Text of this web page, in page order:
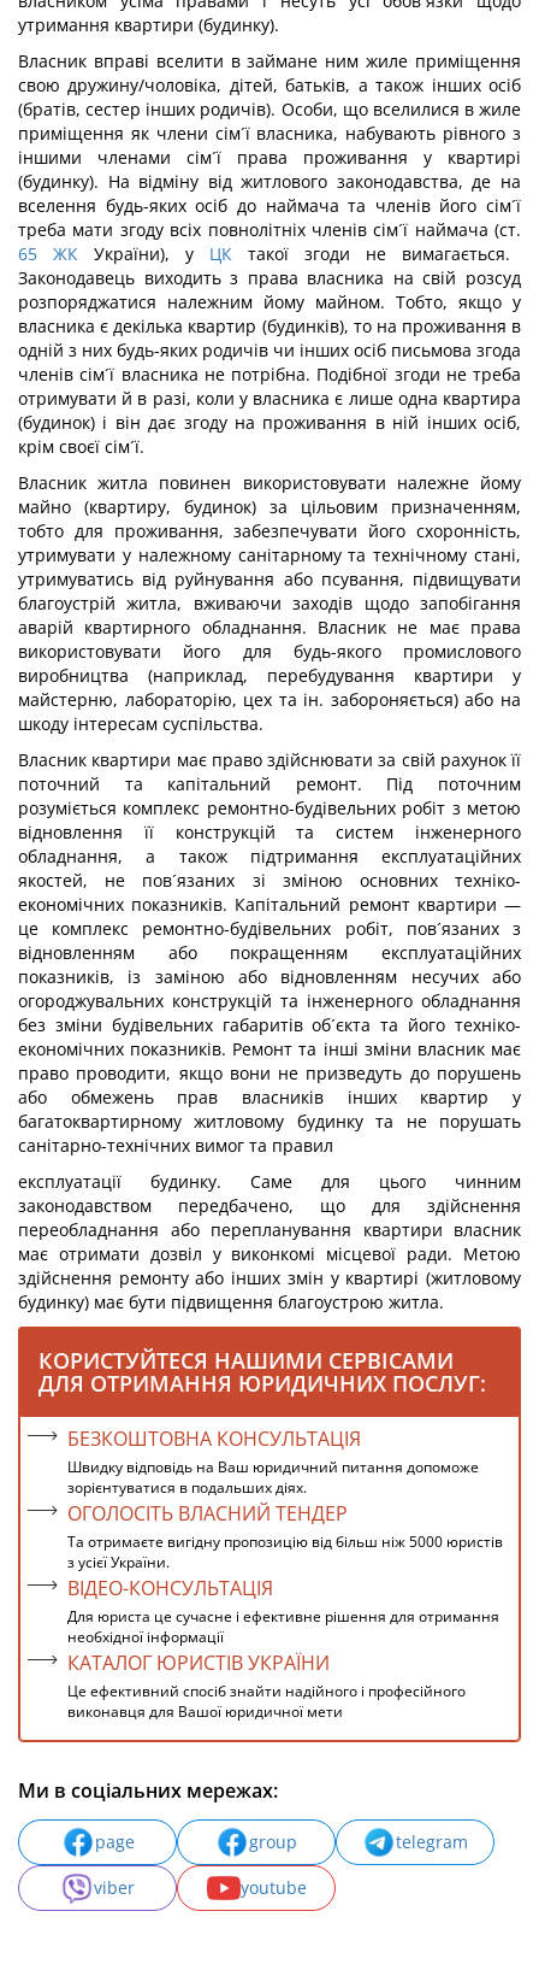
утримання квартири (будинку).
Власник вправі вселити в займане ним жиле приміщення
свою дружину/чоловіка, дітей, батьків, а також інших осіб
(братів, сестер інших родичів). Особи, що вселилися в жиле
приміщення як члени сім´ї власника, набувають рівного з
іншими членами сім´ї права проживання у квартирі
(будинку). На відміну від житлового законодавства, де на
вселення будь-яких осіб до наймача та членів його сім´ї
треба мати згоду всіх повнолітніх членів сім´ї наймача (ст.
65 ЖК України), у ЦК такої згоди не вимагається.
Законодавець виходить з права власника на свій розсуд
розпоряджатися належним йому майном. Тобто, якщо у
власника є декілька квартир (будинків), то на проживання в
одній з них будь-яких родичів чи інших осіб письмова згода
членів сім´ї власника не потрібна. Подібної згоди не треба
отримувати й в разі, коли у власника є лише одна квартира
(будинок) і він дає згоду на проживання в ній інших осіб,
крім своєї сім´ї.
Власник житла повинен використовувати належне йому
майно (квартиру, будинок) за цільовим призначенням,
тобто для проживання, забезпечувати його схоронність,
утримувати у належному санітарному та технічному стані,
утримуватись від руйнування або псування, підвищувати
благоустрій житла, вживаючи заходів щодо запобігання
аварій квартирного обладнання. Власник не має права
використовувати його для будь-якого промислового
виробництва (наприклад, перебудування квартири у
майстерню, лабораторію, цех та ін. забороняється) або на
шкоду інтересам суспільства.
Власник квартири має право здійснювати за свій рахунок її
поточний та капітальний ремонт. Під поточним
розуміється комплекс ремонтно-будівельних робіт з метою
відновлення її конструкцій та систем інженерного
обладнання, а також підтримання експлуатаційних
якостей, не пов´язаних зі зміною основних техніко-
економічних показників. Капітальний ремонт квартири —
це комплекс ремонтно-будівельних робіт, пов´язаних з
відновленням або покращенням експлуатаційних
показників, із заміною або відновленням несучих або
огороджувальних конструкцій та інженерного обладнання
без зміни будівельних габаритів об´єкта та його техніко-
економічних показників. Ремонт та інші зміни власник має
право проводити, якщо вони не призведуть до порушень
або обмежень прав власників інших квартир у
багатоквартирному житловому будинку та не порушать
санітарно-технічних вимог та правил
експлуатації будинку. Саме для цього чинним
законодавством передбачено, що для здійснення
переобладнання або перепланування квартири власник
має отримати дозвіл у виконкомі місцевої ради. Метою
здійснення ремонту або інших змін у квартирі (житловому
будинку) має бути підвищення благоустрою житла.
КОРИСТУЙТЕСЯ НАШИМИ СЕРВІСАМИ
ДЛЯ ОТРИМАННЯ ЮРИДИЧНИХ ПОСЛУГ:
БЕЗКОШТОВНА КОНСУЛЬТАЦІЯ
Швидку відповідь на Ваш юридичний питання допоможе
зорієнтуватися в подальших діях.
ОГОЛОСІТЬ ВЛАСНИЙ ТЕНДЕР
Та отримаєте вигідну пропозицію від більш ніж 5000 юристів
з усієї України.
ВІДЕО-КОНСУЛЬТАЦІЯ
Для юриста це сучасне і ефективне рішення для отримання
необхідної інформації
КАТАЛОГ ЮРИСТІВ УКРАЇНИ
Це ефективний спосіб знайти надійного і професійного
виконавця для Вашої юридичної мети
Ми в соціальних мережах:
page group
telegram
viber
youtube